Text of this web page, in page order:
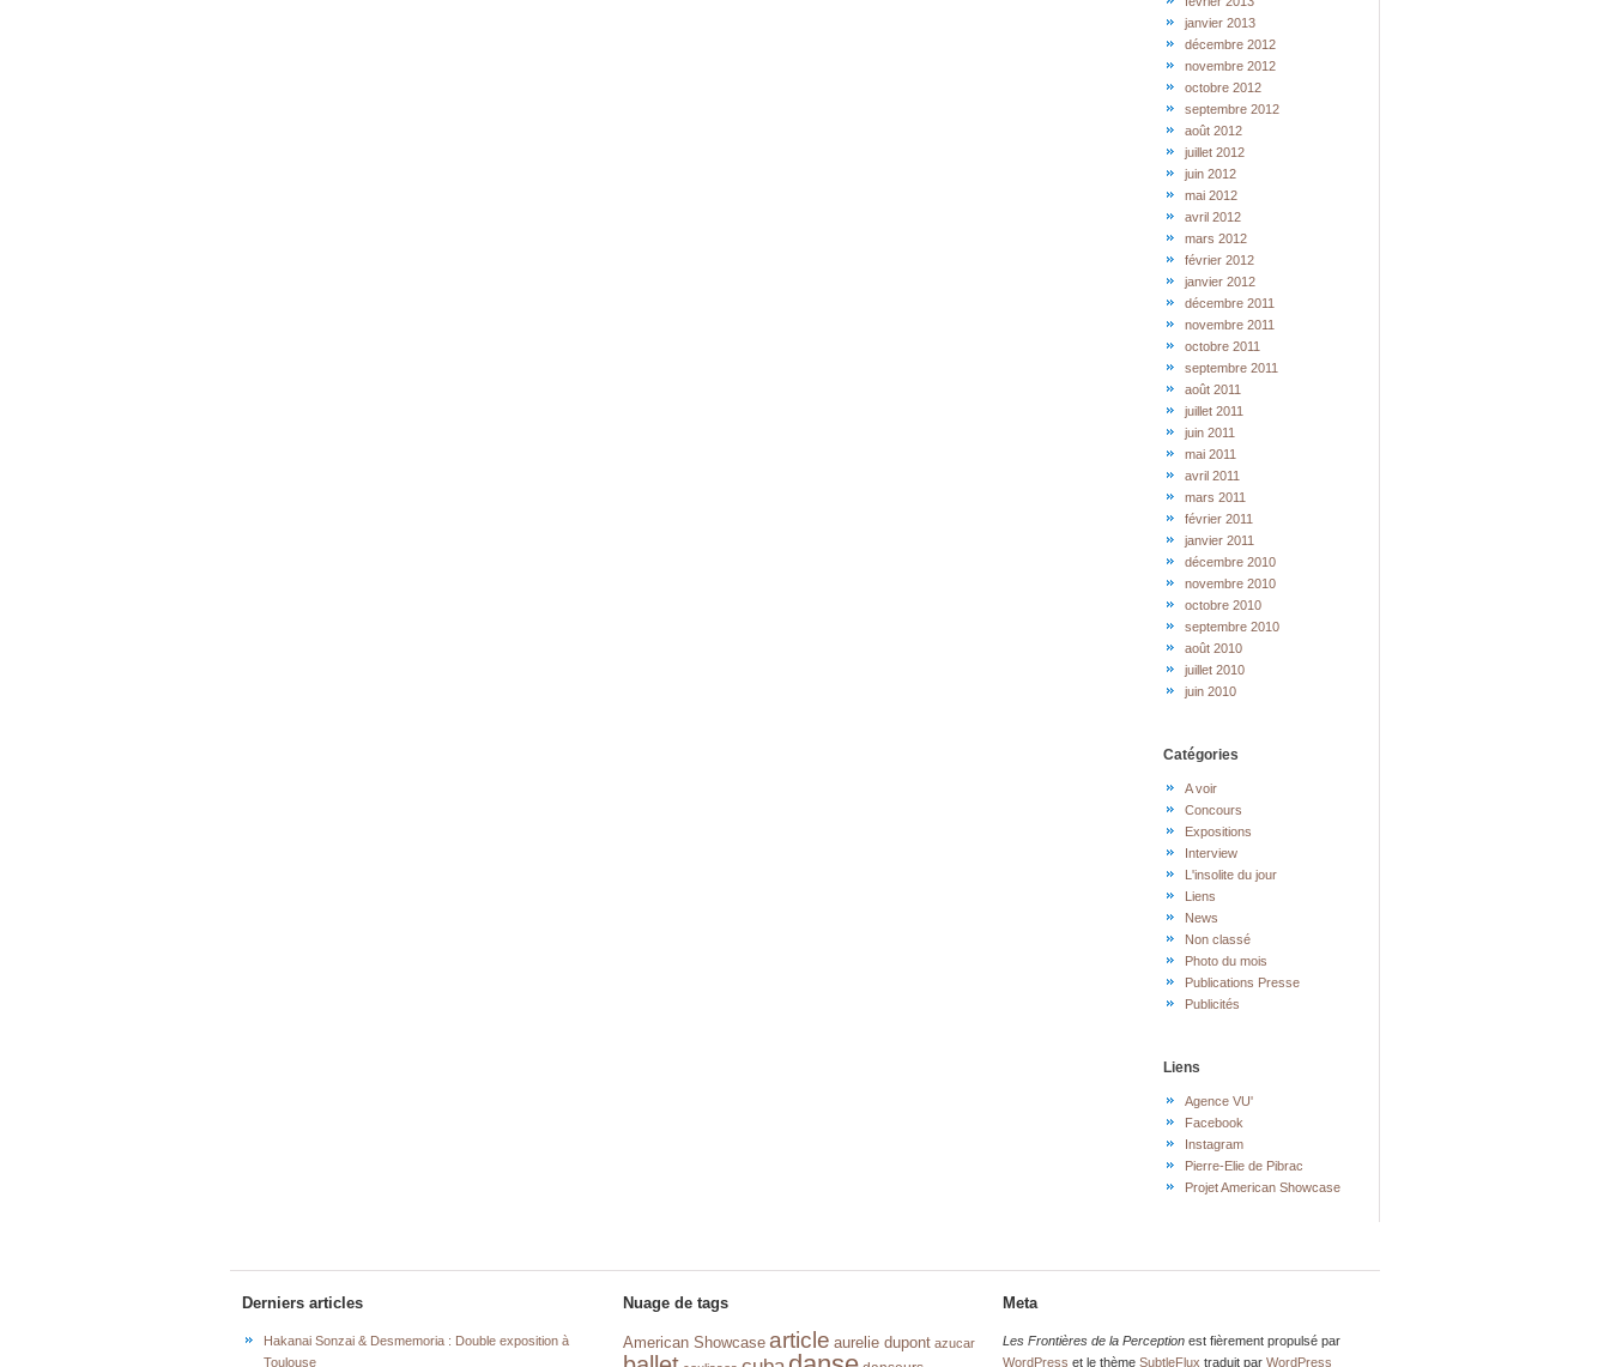
janvier 2013
décembre 2012
novembre 2012
octobre 2012
septembre 2012
août 2012
juillet 2012
juin 2012
mai 2012
avril 2012
mars 2012
février 2012
janvier 2012
décembre 2011
novembre 2011
octobre 2011
septembre 2011
août 2011
juillet 2011
juin 2011
mai 2011
avril 2011
mars 2011
février 2011
janvier 2011
décembre 2010
novembre 2010
octobre 2010
septembre 2010
août 2010
juillet 2010
juin 2010
Catégories
A voir
Concours
Expositions
Interview
L'insolite du jour
Liens
News
Non classé
Photo du mois
Publications Presse
Publicités
Liens
Agence VU'
Facebook
Instagram
Pierre-Elie de Pibrac
Projet American Showcase
Derniers articles
Hakanai Sonzai & Desmemoria : Double exposition à
Toulouse
Nuage de tags
American Showcase article aurelie dupont azucar
Meta
Les Frontières de la Perception est fièrement propulsé par
WordPress et le thèmeSubtleFlux traduit parWordPress